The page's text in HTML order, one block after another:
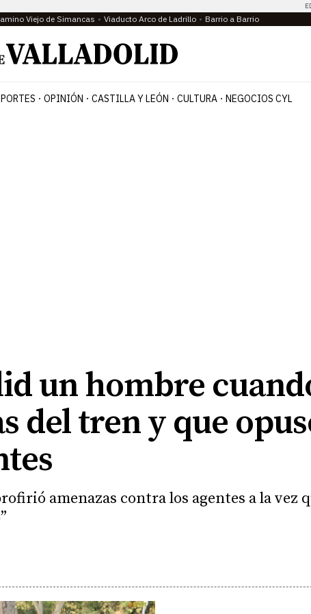
Viejo de Simancas Viaducto Arco de Ladrillo Barrio a Barrio
OPINIÓN CASTILLA Y LEÓN CULTURA NEGOCIOS CYL
un hombre
del tren y que
amenazas contra los agentes a la vez